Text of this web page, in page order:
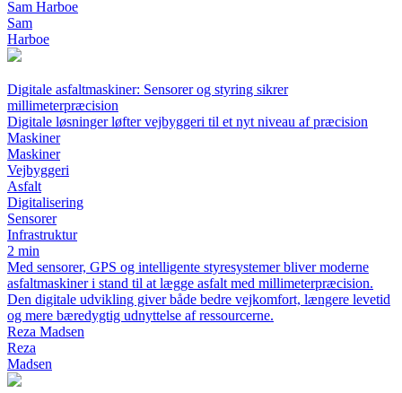
Sam Harboe
Sam
Harboe
Digitale asfaltmaskiner: Sensorer og styring sikrer
millimeterpræcision
Digitale løsninger løfter vejbyggeri til et nyt niveau af præcision
Maskiner
Maskiner
Vejbyggeri
Asfalt
Digitalisering
Sensorer
Infrastruktur
2 min
Med sensorer, GPS og intelligente styresystemer bliver moderne
asfaltmaskiner i stand til at lægge asfalt med millimeterpræcision.
Den digitale udvikling giver både bedre vejkomfort, længere levetid
og mere bæredygtig udnyttelse af ressourcerne.
Reza Madsen
Reza
Madsen